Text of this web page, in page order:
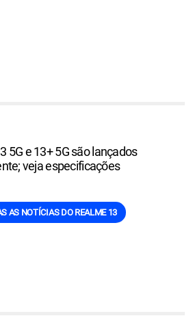
5G e 13+ 5G são lançados
veja especificações
AS NOTÍCIAS DO REALME 13